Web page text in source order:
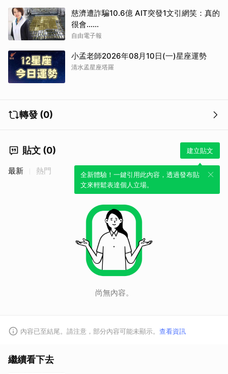
慈濟遭詐騙10.6億 AIT突發1文引網笑：真的
很會……
自由電子報
小孟老師2026年08月10日(一)星座運勢
清水孟星座塔羅
轉發 (0)
貼文 (0) 建立貼文
全新體驗！一鍵引用此內容，透過發布貼
文來輕鬆表達個人立場。
最新 熱門
尚無內容。
內容已至結尾。請注意，部分內容可能未顯示。 查看資訊
繼續看下去